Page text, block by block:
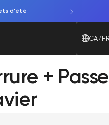
d'été. Découvrez
CA/FR
+